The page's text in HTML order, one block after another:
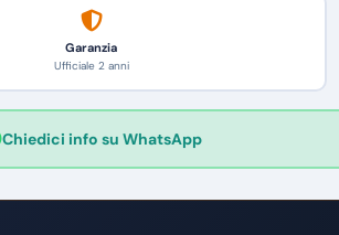
Garanzia
Ufficiale 2 anni
Chiedici info su WhatsApp